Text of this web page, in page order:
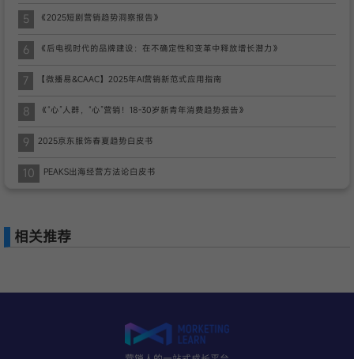
5 《2025短剧营销趋势洞察报告》
6 《后电视时代的品牌建设：在不确定性和变革中释放增长潜力》
7 【微播易&CAAC】2025年AI营销新范式应用指南
8 《“心”人群，“心”营销！18-30岁新青年消费趋势报告》
9 2025京东服饰春夏趋势白皮书
10 PEAKS出海经营方法论白皮书
相关推荐